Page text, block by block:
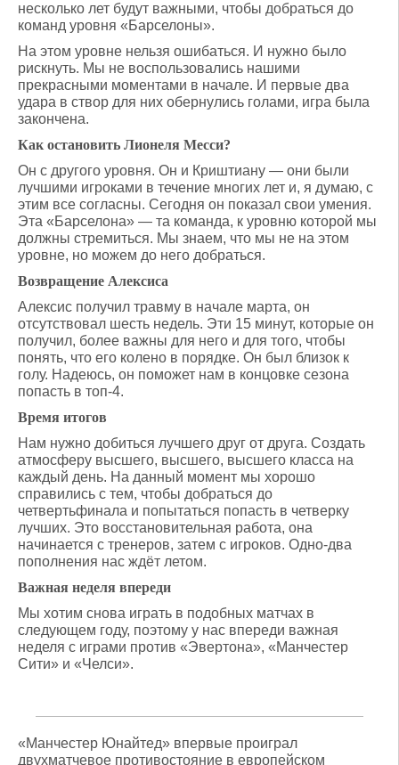
несколько лет будут важными, чтобы добраться до
команд уровня «Барселоны».
На этом уровне нельзя ошибаться. И нужно было
рискнуть. Мы не воспользовались нашими
прекрасными моментами в начале. И первые два
удара в створ для них обернулись голами, игра была
закончена.
Как остановить Лионеля Месси?
Он с другого уровня. Он и Криштиану — они были
лучшими игроками в течение многих лет и, я думаю, с
этим все согласны. Сегодня он показал свои умения.
Эта «Барселона» — та команда, к уровню которой мы
должны стремиться. Мы знаем, что мы не на этом
уровне, но можем до него добраться.
Возвращение Алексиса
Алексис получил травму в начале марта, он
отсутствовал шесть недель. Эти 15 минут, которые он
получил, более важны для него и для того, чтобы
понять, что его колено в порядке. Он был близок к
голу. Надеюсь, он поможет нам в концовке сезона
попасть в топ-4.
Время итогов
Нам нужно добиться лучшего друг от друга. Создать
атмосферу высшего, высшего, высшего класса на
каждый день. На данный момент мы хорошо
справились с тем, чтобы добраться до
четвертьфинала и попытаться попасть в четверку
лучших. Это восстановительная работа, она
начинается с тренеров, затем с игроков. Одно-два
пополнения нас ждёт летом.
Важная неделя впереди
Мы хотим снова играть в подобных матчах в
следующем году, поэтому у нас впереди важная
неделя с играми против «Эвертона», «Манчестер
Сити» и «Челси».
«Манчестер Юнайтед» впервые проиграл
двухматчевое противостояние в европейском